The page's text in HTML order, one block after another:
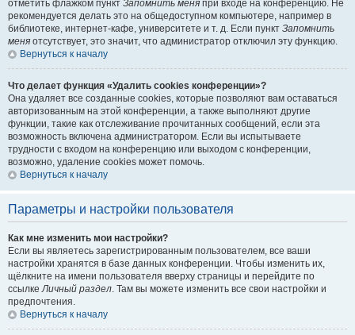
отметить флажком пункт Запомнить меня при входе на конференцию. Не
рекомендуется делать это на общедоступном компьютере, например в
библиотеке, интернет-кафе, университете и т. д. Если пункт Запомнить
меня отсутствует, это значит, что администратор отключил эту функцию.
Вернуться к началу
Что делает функция «Удалить cookies конференции»?
Она удаляет все созданные cookies, которые позволяют вам оставаться
авторизованным на этой конференции, а также выполняют другие
функции, такие как отслеживание прочитанных сообщений, если эта
возможность включена администратором. Если вы испытываете
трудности с входом на конференцию или выходом с конференции,
возможно, удаление cookies может помочь.
Вернуться к началу
Параметры и настройки пользователя
Как мне изменить мои настройки?
Если вы являетесь зарегистрированным пользователем, все ваши
настройки хранятся в базе данных конференции. Чтобы изменить их,
щёлкните на имени пользователя вверху страницы и перейдите по
ссылкеЛичный раздел. Там вы можете изменить все свои настройки и
предпочтения.
Вернуться к началу